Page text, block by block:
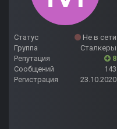
Статус
Не в сети
Группа
Сталкеры
Репутация
8
Сообщений
143
Регистрация
23.10.2020